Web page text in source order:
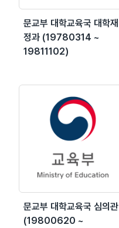
문교부 대학교육국 대학재
정과 (19780314 ~
19811102)
문교부 대학교육국 심의관
(19800620 ~